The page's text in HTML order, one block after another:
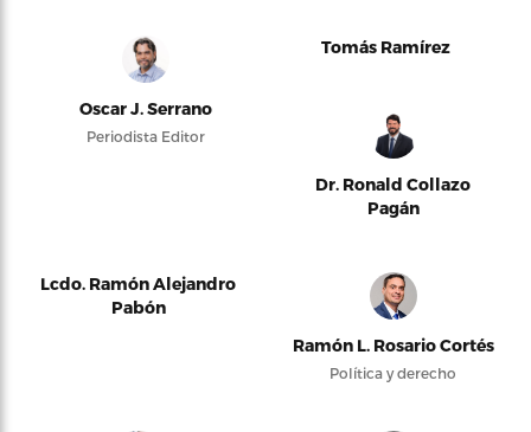
Oscar J. Serrano
Periodista Editor
Tomás Ramírez
Dr. Ronald Collazo
Pagán
Lcdo. Ramón Alejandro
Pabón
Ramón L. Rosario Cortés
Política y derecho